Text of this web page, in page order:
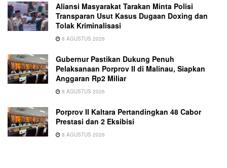
Aliansi Masyarakat Tarakan Minta Polisi
Transparan Usut Kasus Dugaan Doxing dan
Tolak Kriminalisasi
8 AGUSTUS 2026
Gubernur Pastikan Dukung Penuh
Pelaksanaan Porprov II di Malinau, Siapkan
Anggaran Rp2 Miliar
8 AGUSTUS 2026
Porprov II Kaltara Pertandingkan 48 Cabor
Prestasi dan 2 Eksibisi
8 AGUSTUS 2026